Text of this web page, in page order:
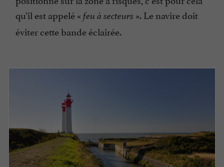
qu’il est appelé « feu à secteurs ». Le navire doit
éviter cette bande éclairée.